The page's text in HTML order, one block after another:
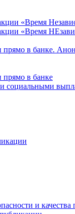
«Время
«Время
прямо в банке.
прямо в банке
социальными
и